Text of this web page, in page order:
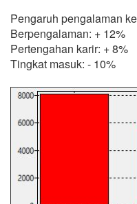
Pengaruh pengalaman
Berpengalaman: + 12%
Pertengahan karir: + 8%
Tingkat masuk: - 10%